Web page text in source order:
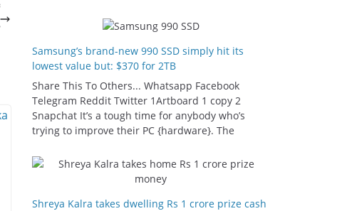
Samsung’s brand-new 990 SSD simply hit its
lowest value but: $370 for 2TB
Share This To Others... Whatsapp Facebook
Telegram Reddit Twitter 1Artboard 1 copy 2
Snapchat It’s a tough time for anybody who’s
trying to improve their PC {hardware}. The
Shreya Kalra takes dwelling Rs 1 crore prize cash